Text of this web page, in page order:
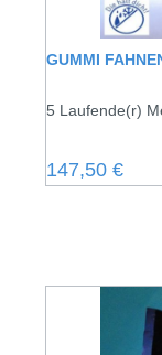
GUMMI
5 Laufende(r)
Regulärer
147,50 €